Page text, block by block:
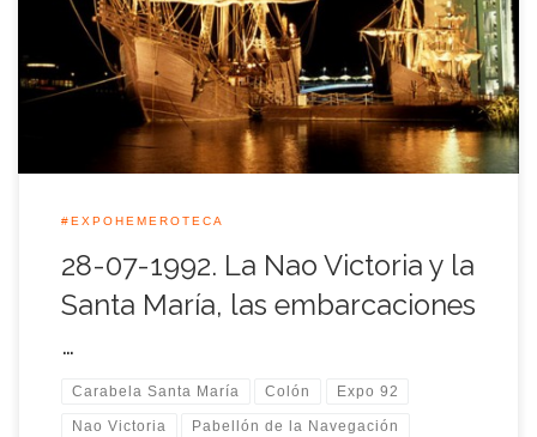
Expo’92. En total hasta final de Julio de aquel año, las cuatro
embarcaciones que permanecieron durante los meses de la
Expo allí ancladas recibieron una media […]
#EXPOHEMEROTECA
28-07-1992. La Nao Victoria y la
Santa María, las embarcaciones
…
Carabela Santa María Colón Expo 92
Nao Victoria Pabellón de la Navegación